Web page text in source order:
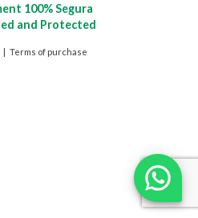
100% Segura
and Protected
Terms of purchase